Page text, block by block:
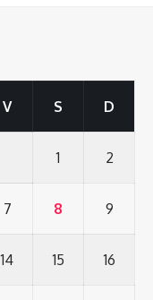
V S D
1 2
7 8 9
14 15 16